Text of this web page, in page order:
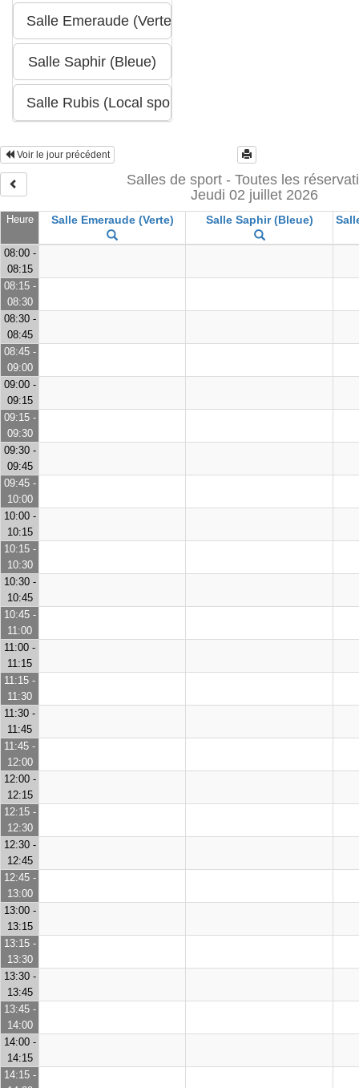
Voir le jour précédent
Salles de sport - Toutes les
Jeudi 02 juillet 2026
Heure Salle Emeraude (Verte) Salle Saphir (Bleue)
08:00 -
08:15
08:15 -
08:30
08:30 -
08:45
08:45 -
09:00
09:00 -
09:15
09:15 -
09:30
09:30 -
09:45
09:45 -
10:00
10:00 -
10:15
10:15 -
10:30
10:30 -
10:45
10:45 -
11:00
11:00 -
11:15
11:15 -
11:30
11:30 -
11:45
11:45 -
12:00
12:00 -
12:15
12:15 -
12:30
12:30 -
12:45
12:45 -
13:00
13:00 -
13:15
13:15 -
13:30
13:30 -
13:45
13:45 -
14:00
14:00 -
14:15
14:15 -